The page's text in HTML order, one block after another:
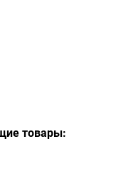
товары: